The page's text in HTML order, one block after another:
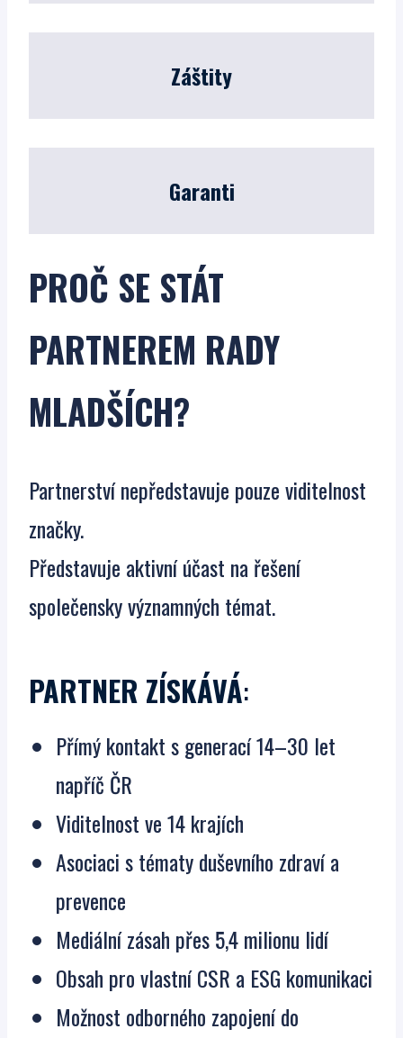
Záštity
Garanti
PROČ SE STÁT
PARTNEREM RADY
MLADŠÍCH?
Partnerství nepředstavuje pouze viditelnost
značky.
Představuje aktivní účast na řešení
společensky významných témat.
PARTNER ZÍSKÁVÁ:
Přímý kontakt s generací 14–30 let
napříč ČR
Viditelnost ve 14 krajích
Asociaci s tématy duševního zdraví a
prevence
Mediální zásah přes 5,4 milionu lidí
Obsah pro vlastní CSR a ESG komunikaci
Možnost odborného zapojení do